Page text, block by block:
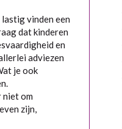
vinden een
dat kinderen
en
adviezen
je ook
niet om
zijn,